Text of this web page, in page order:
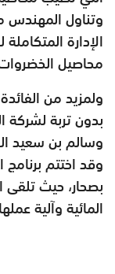
وتناول
الإدارة
محاصيل
ولمزيد من
بدون تربة لشركة
وسالم بن سعيد
وقد اختتم برنامج
بصحار، حيث تلقى
المائية وآلية